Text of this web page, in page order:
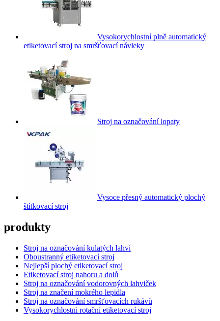
Vysokorychlostní plně automatický
etiketovací stroj na smršťovací návleky
Stroj na označování lopaty
Vysoce přesný automatický plochý
štítkovací stroj
produkty
Stroj na označování kulatých lahví
Oboustranný etiketovací stroj
Nejlepší plochý etiketovací stroj
Etiketovací stroj nahoru a dolů
Stroj na označování vodorovných lahviček
Stroj na značení mokrého lepidla
Stroj na označování smršťovacích rukávů
Vysokorychlostní rotační etiketovací stroj